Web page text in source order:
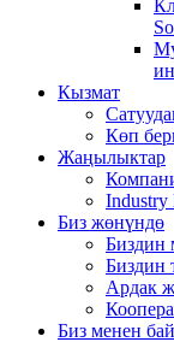
Кызмат
Көп
Жаңылыктар
Industry
Биз жөнүндө
Биздин
Биздин
Ардак
Биз менен